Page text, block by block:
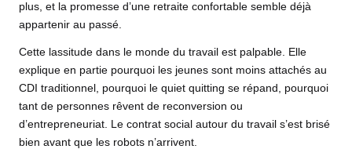
plus, et la promesse d’une retraite confortable semble déjà
appartenir au passé.
Cette lassitude dans le monde du travail est palpable. Elle
explique en partie pourquoi les jeunes sont moins attachés au
CDI traditionnel, pourquoi le quiet quitting se répand, pourquoi
tant de personnes rêvent de reconversion ou
d’entrepreneuriat. Le contrat social autour du travail s’est brisé
bien avant que les robots n’arrivent.